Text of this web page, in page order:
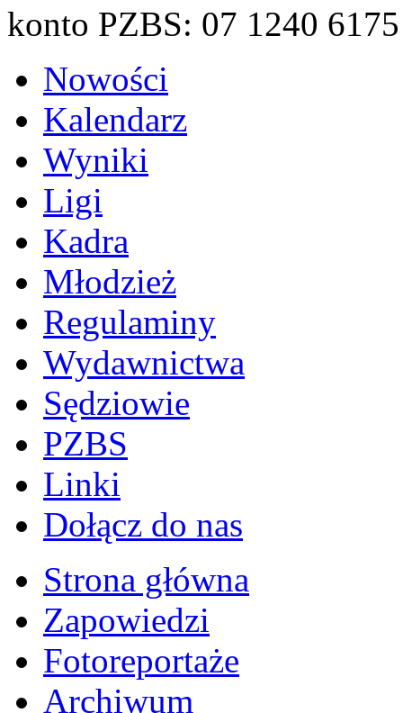
konto PZBS: 07 1240
Nowości
Kalendarz
Wyniki
Ligi
Kadra
Młodzież
Regulaminy
Wydawnictwa
Sędziowie
PZBS
Linki
Dołącz do nas
Strona główna
Zapowiedzi
Fotoreportaże
Archiwum